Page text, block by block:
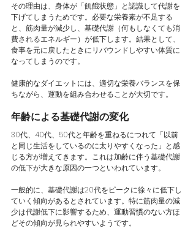
その理由は、身体が「飢餓状態」と認識して代謝を
下げてしまうためです。必要な栄養素が不足する
と、筋肉量が減少し、基礎代謝（何もしなくても消
費されるエネルギー）が低下します。結果として、
食事を元に戻したときにリバウンドしやすい体質に
なってしまうのです。
健康的なダイエットには、適切な栄養バランスを保
ちながら、運動を組み合わせることが大切です。
年齢による基礎代謝の変化
30代、40代、50代と年齢を重ねるにつれて「以前
と同じ生活をしているのに太りやすくなった」と感
じる方が増えてきます。これは加齢に伴う基礎代謝
の低下が大きな原因の一つといわれています。
一般的に、基礎代謝は20代をピークに徐々に低下し
ていく傾向があるとされています。特に筋肉量の減
少は代謝低下に影響するため、運動習慣のない方ほ
どその傾向が見られやすいようです。